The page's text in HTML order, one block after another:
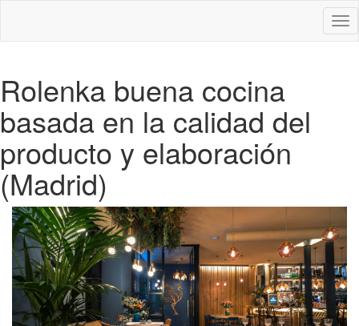
Rolenka buena cocina
basada en la calidad del
producto y elaboración
(Madrid)